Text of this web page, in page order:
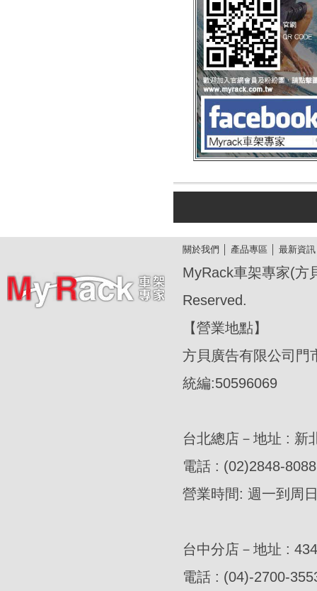
關於我們 產品專區 最新資訊
MyRack車架專家(方
Reserved.
【營業地點】
方貝廣告有限公司門
統編:50596069
台北總店－地址 : 新
電話 : (02)2848-8088
營業時間: 週一到周
台中分店－地址 :
電話 : (04)-2700-